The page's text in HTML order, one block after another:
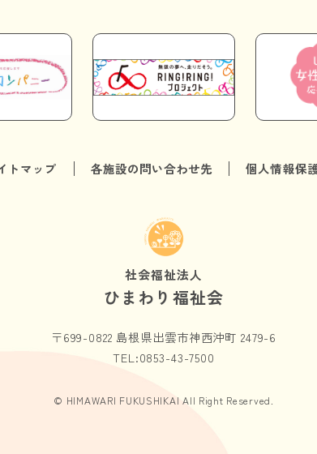
トマップ 各施設の問い合わせ先 個人情報保
社会福祉法人
ひまわり福祉会
〒699-0822 島根県出雲市神西沖町 2479-6
TEL:0853-43-7500
© HIMAWARI FUKUSHIKAI All Right Reserved.